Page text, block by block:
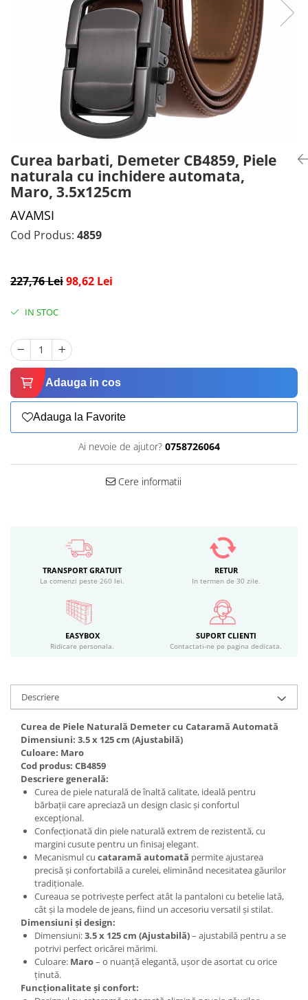
CADOU NAȘI
BRATARI DAMĂ
PORTOFELE DAMĂ
GENTI DAMĂ
RUCSACURI DAMĂ
CURELE DAMĂ
Curea barbati, Demeter CB4859, Piele
naturala cu inchidere automata,
Maro, 3.5x125cm
AVAMSI
Cod Produs: 4859
227,76 Lei98,62 Lei
IN STOC
Adauga in cos
Adauga la Favorite
Ai nevoie de ajutor? 0758726064
Cere informatii
TRANSPORT GRATUIT
La comenzi peste 260 lei.
RETUR
In termen de 30 zile.
EASYBOX
Ridicare personala.
SUPORT CLIENTI
Contactati-ne pe pagina dedicata.
Descriere
Curea de Piele Naturală Demeter cu Cataramă Automată
Dimensiuni: 3.5 x 125 cm (Ajustabilă)
Culoare: Maro
Cod produs: CB4859
Descriere generală:
Curea de piele naturală de înaltă calitate, ideală pentru
bărbații care apreciază un design clasic și confortul
excepțional.
Confecționată din piele naturală extrem de rezistentă, cu
margini cusute pentru un finisaj elegant.
Mecanismul cu cataramă automată permite ajustarea
precisă și confortabilă a curelei, eliminând necesitatea găurilor
tradiționale.
Cureaua se potrivește perfect atât la pantaloni cu betelie lată,
cât și la modele de jeans, fiind un accesoriu versatil și stilat.
Dimensiuni și design:
Dimensiuni:3.5 x 125 cm (Ajustabilă)– ajustabilă pentru a se
potrivi perfect oricărei mărimi.
Culoare: Maro– o nuanță elegantă, ușor de asortat cu orice
ținută.
Funcționalitate și confort: